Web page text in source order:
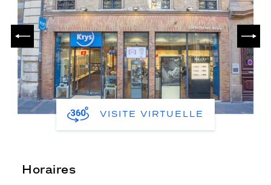
PRÉCÉDENT
VISITE VIRTUELLE
Horaires